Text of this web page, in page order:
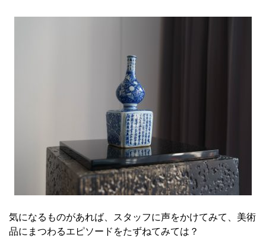
気になるものがあれば、スタッフに声をかけてみて、美術
品にまつわるエピソードをたずねてみては？